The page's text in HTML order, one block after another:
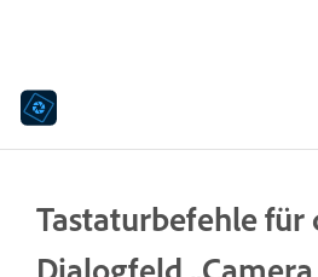
Tastaturbefehle für